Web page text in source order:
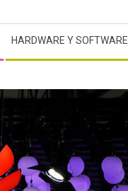
HARDWARE Y SOFTWARE